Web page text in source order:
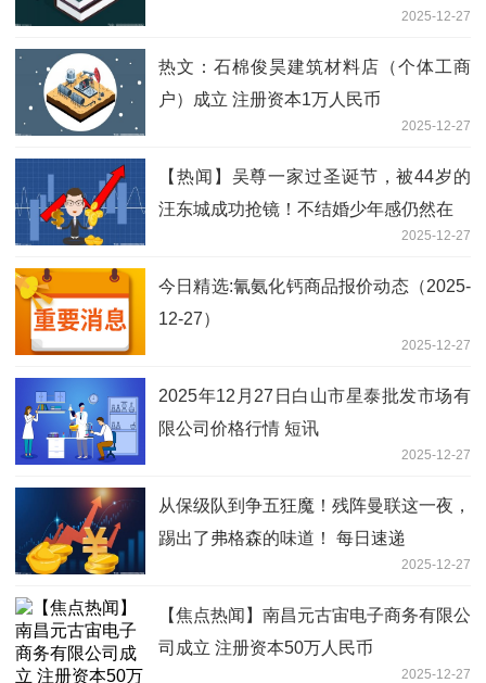
2025-12-27
热文：石棉俊昊建筑材料店（个体工商
户）成立 注册资本1万人民币
2025-12-27
【热闻】吴尊一家过圣诞节，被44岁的
汪东城成功抢镜！不结婚少年感仍然在
2025-12-27
今日精选:氰氨化钙商品报价动态（2025-
12-27）
2025-12-27
2025年12月27日白山市星泰批发市场有
限公司价格行情 短讯
2025-12-27
从保级队到争五狂魔！残阵曼联这一夜，
踢出了弗格森的味道！ 每日速递
2025-12-27
【焦点热闻】南昌元古宙电子商务有限公
司成立 注册资本50万人民币
2025-12-27